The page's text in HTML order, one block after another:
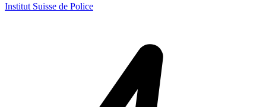
Institut Suisse de Police